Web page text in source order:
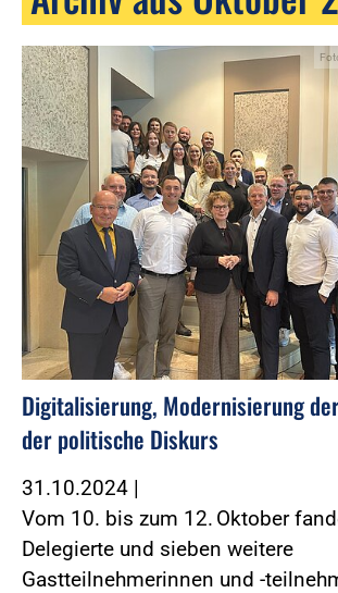
Digitalisierung, Modernisierung
der politische Diskurs
31.10.2024 |
Vom 10. bis zum 12. Oktober
Delegierte und sieben weitere
Gastteilnehmerinnen und -